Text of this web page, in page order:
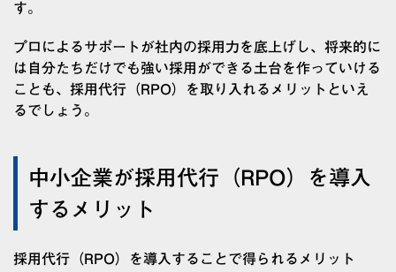
す。
プロによるサポートが社内の採用力を底上げし、将来的に
は自分たちだけでも強い採用ができる土台を作っていける
ことも、採用代行（RPO）を取り入れるメリットといえ
るでしょう。
中小企業が採用代行（RPO）を導入
するメリット
採用代行（RPO）を導入することで得られるメリット